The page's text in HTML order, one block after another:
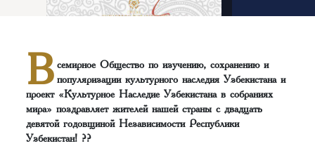
В семирное Общество по изучению, сохранению и
популяризации культурного наследия Узбекистана и
проект «Культурное Наследие Узбекистана в собраниях
мира» поздравляет жителей нашей страны с двадцать
девятой годовщиной Независимости Республики
Узбекистан! ??